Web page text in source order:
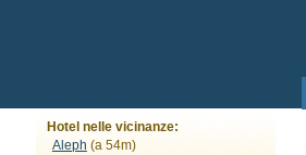
Hotel nelle vicinanze:
Aleph (a 54m)